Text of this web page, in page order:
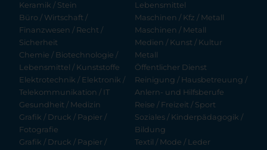
Keramik / Stein
Büro / Wirtschaft /
Finanzwesen / Recht /
Sicherheit
Chemie / Biotechnologie /
Lebensmittel / Kunststoffe
Elektrotechnik / Elektronik /
Telekommunikation / IT
Gesundheit / Medizin
Grafik / Druck / Papier /
Fotografie
Grafik / Druck / Papier /
Lebensmittel
Maschinen / Kfz / Metall
Maschinen / Metall
Medien / Kunst / Kultur
Metall
Öffentlicher Dienst
Reinigung / Hausbetreuung /
Anlern- und Hilfsberufe
Reise / Freizeit / Sport
Soziales / Kinderpädagogik /
Bildung
Textil / Mode / Leder